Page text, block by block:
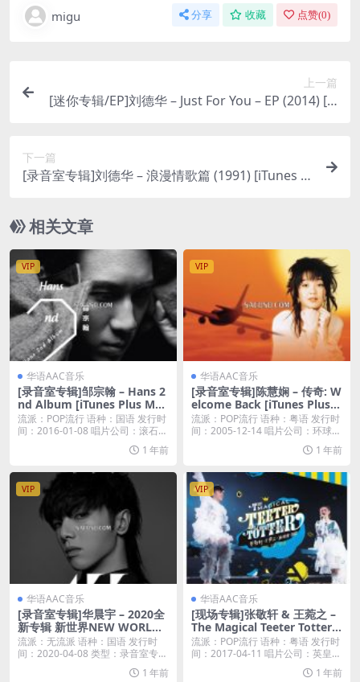
migu 分享 收藏 点赞(0)
上一篇
[迷你专辑/EP]刘德华 – Just For You – EP (2014) [iT
下一篇
[录音室专辑]刘德华 – 浪漫情歌篇 (1991) [iTunes Pl
相关文章
VIP
华语AAC音乐
[录音室专辑]邹宗翰 – Hans 2
nd Album [iTunes Plus M4
A]
流派：POP流行 语种：国语 发行时
间：2016-01-08 唱片公司：滚石唱
1 年前
VIP
华语AAC音乐
[录音室专辑]陈慧娴 – 传奇: W
elcome Back [iTunes Plus
M4A]
流派：POP流行 语种：粤语 发行时
间：2005-12-14 唱片公司：环球唱
1 年前
VIP
华语AAC音乐
[录音室专辑]华晨宇 – 2020全
新专辑 新世界NEW WORLD
[iTunes Plus M4A]
流派：无流派 语种：国语 发行时
间：2020-04-08 类型：录音室专辑
1 年前
VIP
华语AAC音乐
[现场专辑]张敬轩 & 王菀之 –
The Magical Teeter Totter
张敬轩‧王菀之 演唱会 2017 [i
Tunes Plus M4A]
流派：POP流行 语种：粤语 发行时
间：2017-04-11 唱片公司：英皇唱
1 年前